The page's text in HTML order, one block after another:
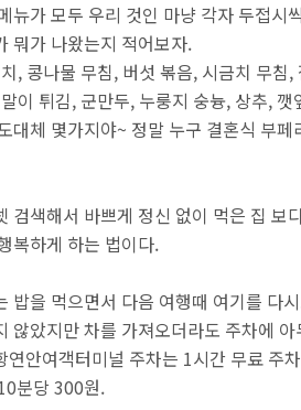
뉴가 모두 우리 것인 마냥 각자 두접시
뭐가 나왔는지 적어보자.
, 콩나물 무침, 버섯 볶음, 시금치 무
이 튀김, 군만두, 누룽지 숭늉, 상추,
대체 몇가지야~ 정말 누구 결혼식 부
검색해서 바쁘게 정신 없이 먹은 집 보
복하게 하는 법이다.
밥을 먹으면서 다음 여행때 여기를 다
않았지만 차를 가져오더라도 주차에
연안여객터미널 주차는 1시간 무료 주
분당 300원.